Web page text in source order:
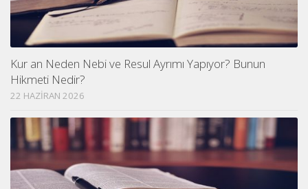
Kur an Neden Nebi ve Resul Ayrımı Yapıyor? Bunun
Hikmeti Nedir?
22 HAZIRAN 2026